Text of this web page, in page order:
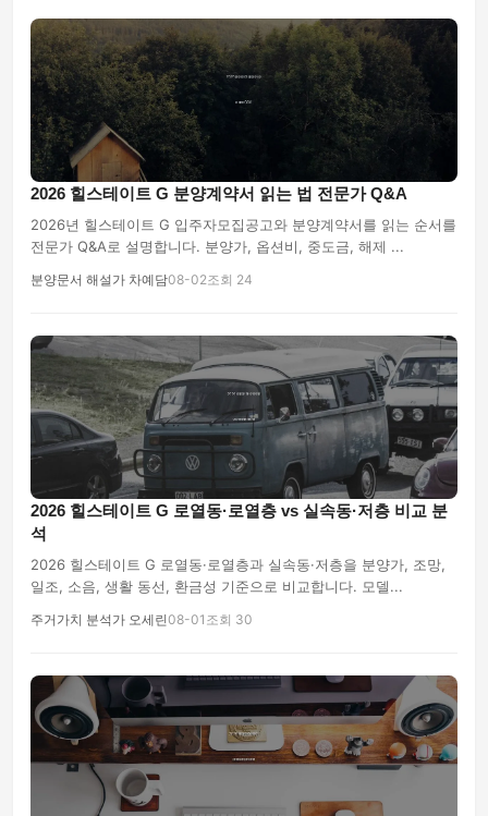
2026 힐스테이트 G 분양계약서 읽는 법 전문가 Q&A
2026년 힐스테이트 G 입주자모집공고와 분양계약서를 읽는 순서를
전문가 Q&A로 설명합니다. 분양가, 옵션비, 중도금, 해제 ...
분양문서 해설가 차예담08-02조회 24
2026 힐스테이트 G 로열동·로열층 vs 실속동·저층 비교 분
석
2026 힐스테이트 G 로열동·로열층과 실속동·저층을 분양가, 조망,
일조, 소음, 생활 동선, 환금성 기준으로 비교합니다. 모델...
주거가치 분석가 오세린08-01 조회 30